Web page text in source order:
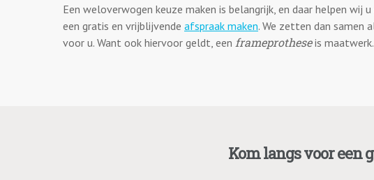
Een weloverwogen keuze maken is belangrijk, en daar helpen wij
een gratis en vrijblijvende afspraak maken. We zetten dan samen
voor u. Want ook hiervoor geldt, een frameprotheseis
Kom langs voor een